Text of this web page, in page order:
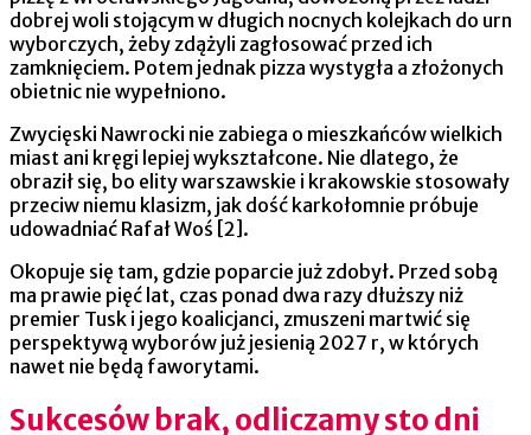
dobrej woli stojącym w długich nocnych kolejkach do urn
wyborczych, żeby zdążyli zagłosować przed ich
zamknięciem. Potem jednak pizza wystygła a złożonych
obietnic nie wypełniono.
Zwycięski Nawrocki nie zabiega o mieszkańców wielkich
miast ani kręgi lepiej wykształcone. Nie dlatego, że
obraził się, bo elity warszawskie i krakowskie stosowały
przeciw niemu klasizm, jak dość karkołomnie próbuje
udowadniać Rafał Woś [2].
Okopuje się tam, gdzie poparcie już zdobył. Przed sobą
ma prawie pięć lat, czas ponad dwa razy dłuższy niż
premier Tusk i jego koalicjanci, zmuszeni martwić się
perspektywą wyborów już jesienią 2027 r, w których
nawet nie będą faworytami.
Sukcesów brak, odliczamy sto dni